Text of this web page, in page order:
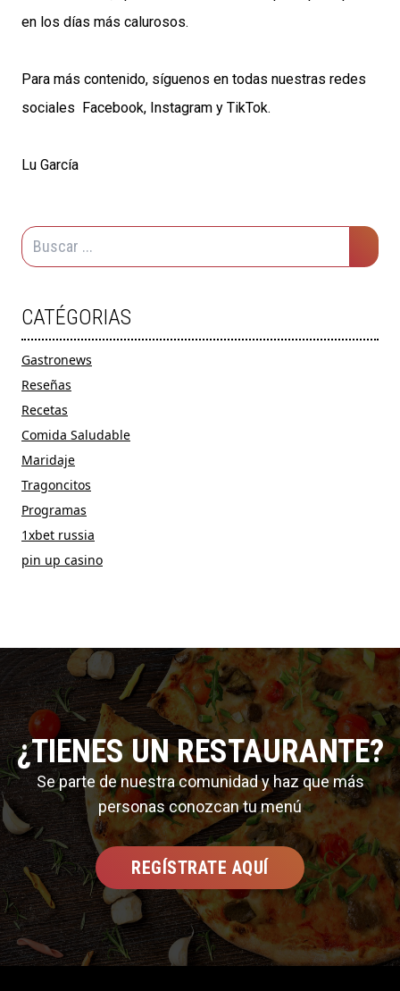
en los días más calurosos.
Para más contenido, síguenos en todas nuestras redes
sociales
Facebook, Instagram y TikTok.
Lu García
CATÉGORIAS
Gastronews
Reseñas
Recetas
Comida Saludable
Maridaje
Tragoncitos
Programas
1xbet russia
pin up casino
¿TIENES UN RESTAURANTE?
Se parte de nuestra comunidad y haz que más
personas conozcan tu menú
REGÍSTRATE AQUÍ